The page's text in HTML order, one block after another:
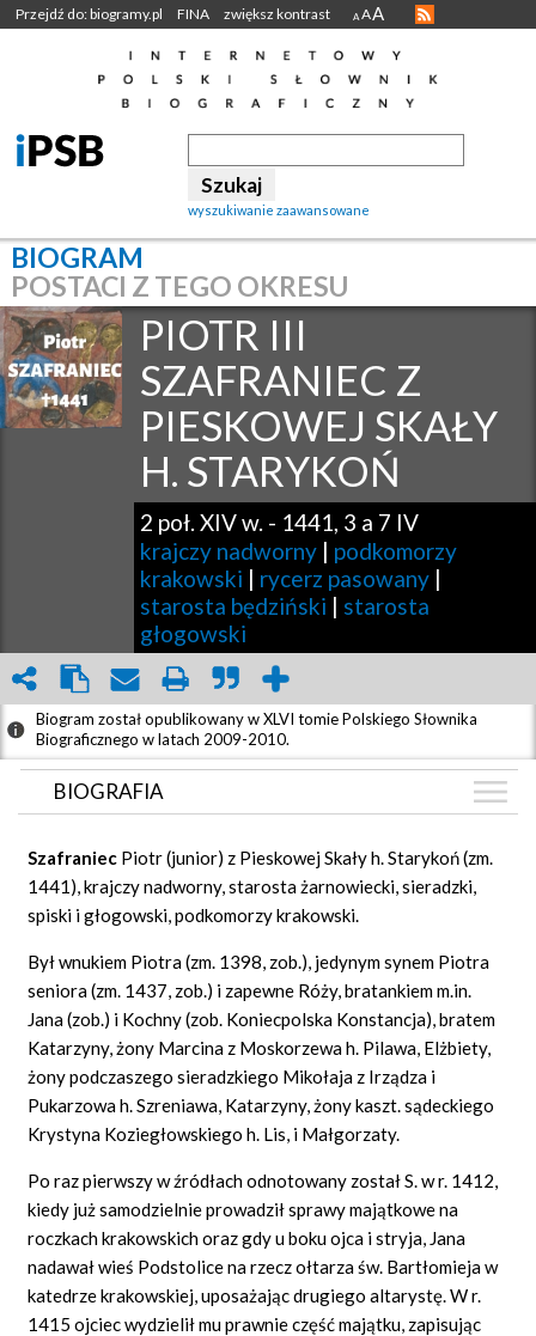
Przejdź do: biogramy.pl FINA zwiększ kontrast A AA
wyszukiwanie zaawansowane
BIOGRAM
POSTACI Z TEGO OKRESU
PIOTR III
SZAFRANIEC Z
PIESKOWEJ SKAŁY
H. STARYKOŃ
2 poł. XIV w. - 1441, 3 a 7 IV
krajczy nadworny | podkomorzy
krakowski | rycerz pasowany |
starosta będziński | starosta
głogowski
Biogram został opublikowany w XLVI tomie Polskiego Słownika
Biograficznego w latach 2009-2010.
BIOGRAFIA
GRAF POWIĄZAŃ
DYSKUSJA
Mapa
Szafraniec Piotr (junior) z Pieskowej Skały h. Starykoń (zm.
1441), krajczy nadworny, starosta żarnowiecki, sieradzki,
spiski i głogowski, podkomorzy krakowski.
Był wnukiem Piotra (zm. 1398, zob.), jedynym synem Piotra
seniora (zm. 1437, zob.) i zapewne Róży, bratankiem m.in.
Jana (zob.) i Kochny (zob. Koniecpolska Konstancja), bratem
Katarzyny, żony Marcina z Moskorzewa h. Pilawa, Elżbiety,
żony podczaszego sieradzkiego Mikołaja z Irządza i
Pukarzowa h. Szreniawa, Katarzyny, żony kaszt. sądeckiego
Krystyna Koziegłowskiego h. Lis, i Małgorzaty.
Po raz pierwszy w źródłach odnotowany został S. w r. 1412,
kiedy już samodzielnie prowadził sprawy majątkowe na
roczkach krakowskich oraz gdy u boku ojca i stryja, Jana
nadawał wieś Podstolice na rzecz ołtarza św. Bartłomieja w
katedrze krakowskiej, uposażając drugiego altarystę. W r.
1415 ojciec wydzielił mu prawnie część majątku, zapisując